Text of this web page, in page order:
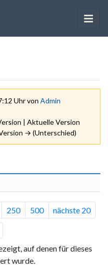
Uhr von Admin
| Aktuelle Version
→ (Unterschied)
250 500 nächste 20
auf denen für dieses
wurde.